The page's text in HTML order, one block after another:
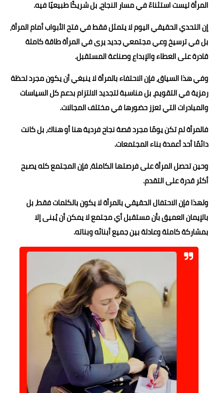
المرأة ليست استثناءً في مسار النجاح، بل شريكًا طبيعيًا فيه.
إن التحدي الحقيقي اليوم لا يتمثل فقط في فتح الأبواب أمام المرأة،
بل في ترسيخ وعي مجتمعي جديد يرى في المرأة طاقة كاملة
قادرة على العطاء والإبداع وصناعة المستقبل.
وفي هذا السياق، فإن الاحتفاء بالمرأة لا ينبغي أن يكون مجرد لحظة
رمزية في التقويم، بل مناسبة لتجديد الالتزام بدعم كل السياسات
والمبادرات التي تعزز حضورها في مختلف المجالات.
فالمرأة لم تكن يومًا مجرد قصة نجاح فردية هنا أو هناك، بل كانت
دائمًا أحد أعمدة بناء المجتمعات.
وحين تحصل المرأة على فرصتها الكاملة، فإن المجتمع كله يصبح
أكثر قدرة على التقدم.
ولهذا فإن الاحتفال الحقيقي بالمرأة لا يكون بالكلمات فقط، بل
بالإيمان العميق بأن مستقبل أي مجتمع لا يمكن أن يُبنى إلا
بمشاركة كاملة وعادلة بين جميع أبنائه وبناته.